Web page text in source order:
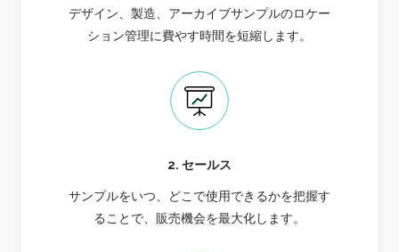
デザイン、製造、アーカイブサンプルのロケー
ション管理に費やす時間を短縮します。
2. セールス
サンプルをいつ、どこで使用できるかを把握す
ることで、販売機会を最大化します。